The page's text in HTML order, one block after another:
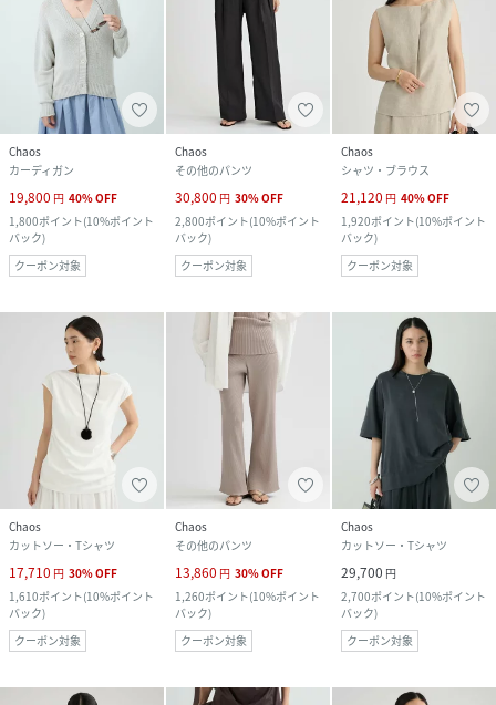
Chaos
カーディガン
19,800 円 40%OFF
1,800ポイント(10%ポイント
バック)
クーポン対象
Chaos
その他のパンツ
30,800 円 30%OFF
2,800ポイント(10%ポイント
バック)
クーポン対象
Chaos
シャツ・ブラウス
21,120 円 40%OFF
1,920ポイント(10%ポイント
バック)
クーポン対象
Chaos
カットソー・Tシャツ
17,710 円 30%OFF
1,610ポイント(10%ポイント
バック)
クーポン対象
Chaos
その他のパンツ
13,860 円 30%OFF
1,260ポイント(10%ポイント
バック)
クーポン対象
Chaos
カットソー・Tシャツ
29,700 円
2,700ポイント(10%ポイント
バック)
クーポン対象